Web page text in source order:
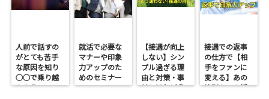
人前で話すの
がとても苦手
な原因を知り
○○で乗り越
えよう!
就活で必要な
マナーや印象
力アップのた
めのセミナー
【接遇が向上
しない】シン
プル過ぎる理
由と対策・事
前に知れば◎
接遇での返事
の仕方で【相
手をファンに
変える】あの
法則をフル活